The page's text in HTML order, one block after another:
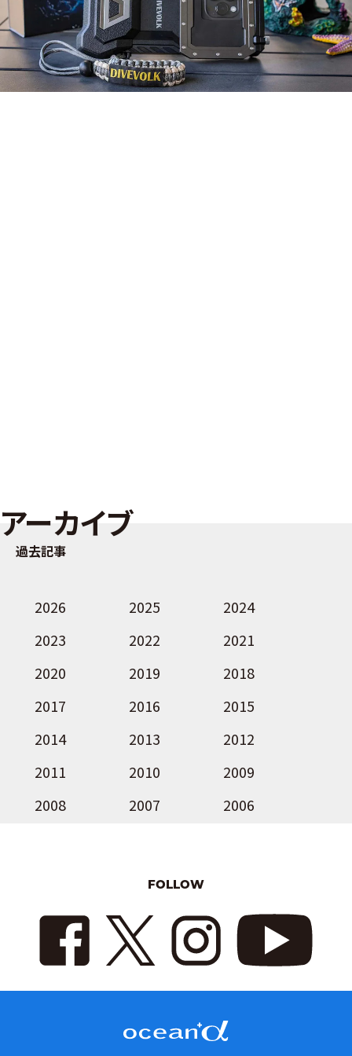
アーカイブ
過去記事
2026 2025
2024
2023
2022
2021
2020
2019
2018
2017
2016
2015
2014
2013
2012
2011
2010
2009
2008
2007 2006
FOLLOW